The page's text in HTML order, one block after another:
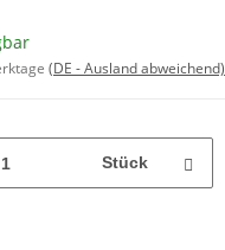
(DE - Ausland abweichend)
Stück